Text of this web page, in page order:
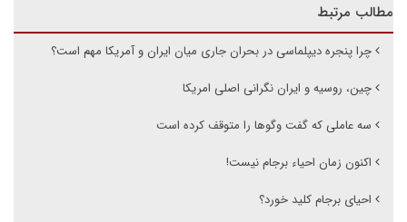
مطالب مرتبط
چرا پنجره دیپلماسی در بحران جاری میان ایران و آمریکا مهم است؟
چین، روسیه و ایران نگرانی اصلی امریکا
سه عاملی که گفت وگوها را متوقف کرده است
اکنون زمان احیاء برجام نیست!
احیای برجام کلید خورد؟